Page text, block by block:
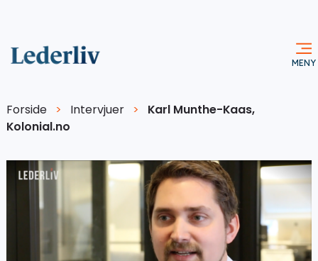
Forside > Intervjuer >
Karl Munthe-Kaas,
Kolonial.no